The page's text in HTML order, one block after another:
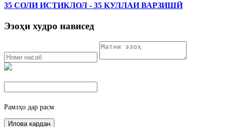
35 СОЛИ ИСТИҚЛОЛ - 35 ҚУЛЛАИ ВАРЗИШӢ
Эзоҳи худро нависед
Рамзҳо дар расм